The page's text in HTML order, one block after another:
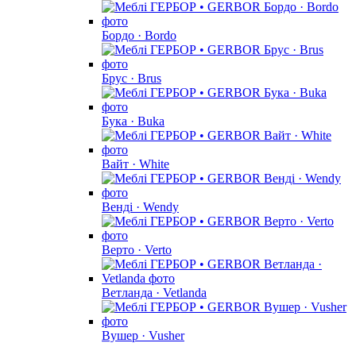
Бордо · Bordo
Брус · Brus
Бука · Buka
Вайт · White
Венді · Wendy
Верто · Verto
Ветланда · Vetlanda
Вушер · Vusher